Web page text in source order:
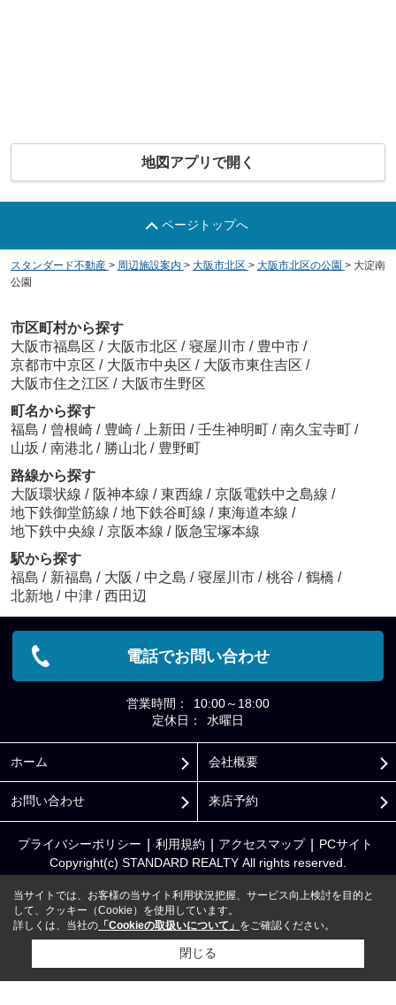
地図アプリで開く
ページトップへ
スタンダード不動産 > 周辺施設案内 > 大阪市北区 > 大阪市北区の公園 > 大淀南
公園
市区町村から探す
大阪市福島区 / 大阪市北区 / 寝屋川市 / 豊中市 /
京都市中京区 / 大阪市中央区 / 大阪市東住吉区 /
大阪市住之江区 / 大阪市生野区
町名から探す
福島 / 曾根崎 / 豊崎 / 上新田 / 壬生神明町 / 南久宝寺町 /
山坂 / 南港北 / 勝山北 / 豊野町
路線から探す
大阪環状線 / 阪神本線 / 東西線 / 京阪電鉄中之島線 /
地下鉄御堂筋線 / 地下鉄谷町線 / 東海道本線 /
地下鉄中央線 / 京阪本線 / 阪急宝塚本線
駅から探す
福島 / 新福島 / 大阪 / 中之島 / 寝屋川市 / 桃谷 / 鶴橋 /
北新地 / 中津 / 西田辺
電話でお問い合わせ
営業時間：
10:00～18:00
定休日：
水曜日
ホーム 会社概要
お問い合わせ 来店予約
プライバシーポリシー 利用規約 アクセスマップ PCサイト
Copyright(c) STANDARD REALTY All rights reserved.
当サイトでは、お客様の当サイト利用状況把握、サービス向上検討を目的と
して、クッキー（Cookie）を使用しています。
詳しくは、当社の 「Cookieの取扱いについて」 をご確認ください。
閉じる